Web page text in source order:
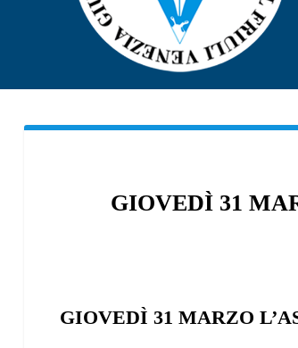
GIOVEDÌ 31
GIOVEDÌ 31 MARZO